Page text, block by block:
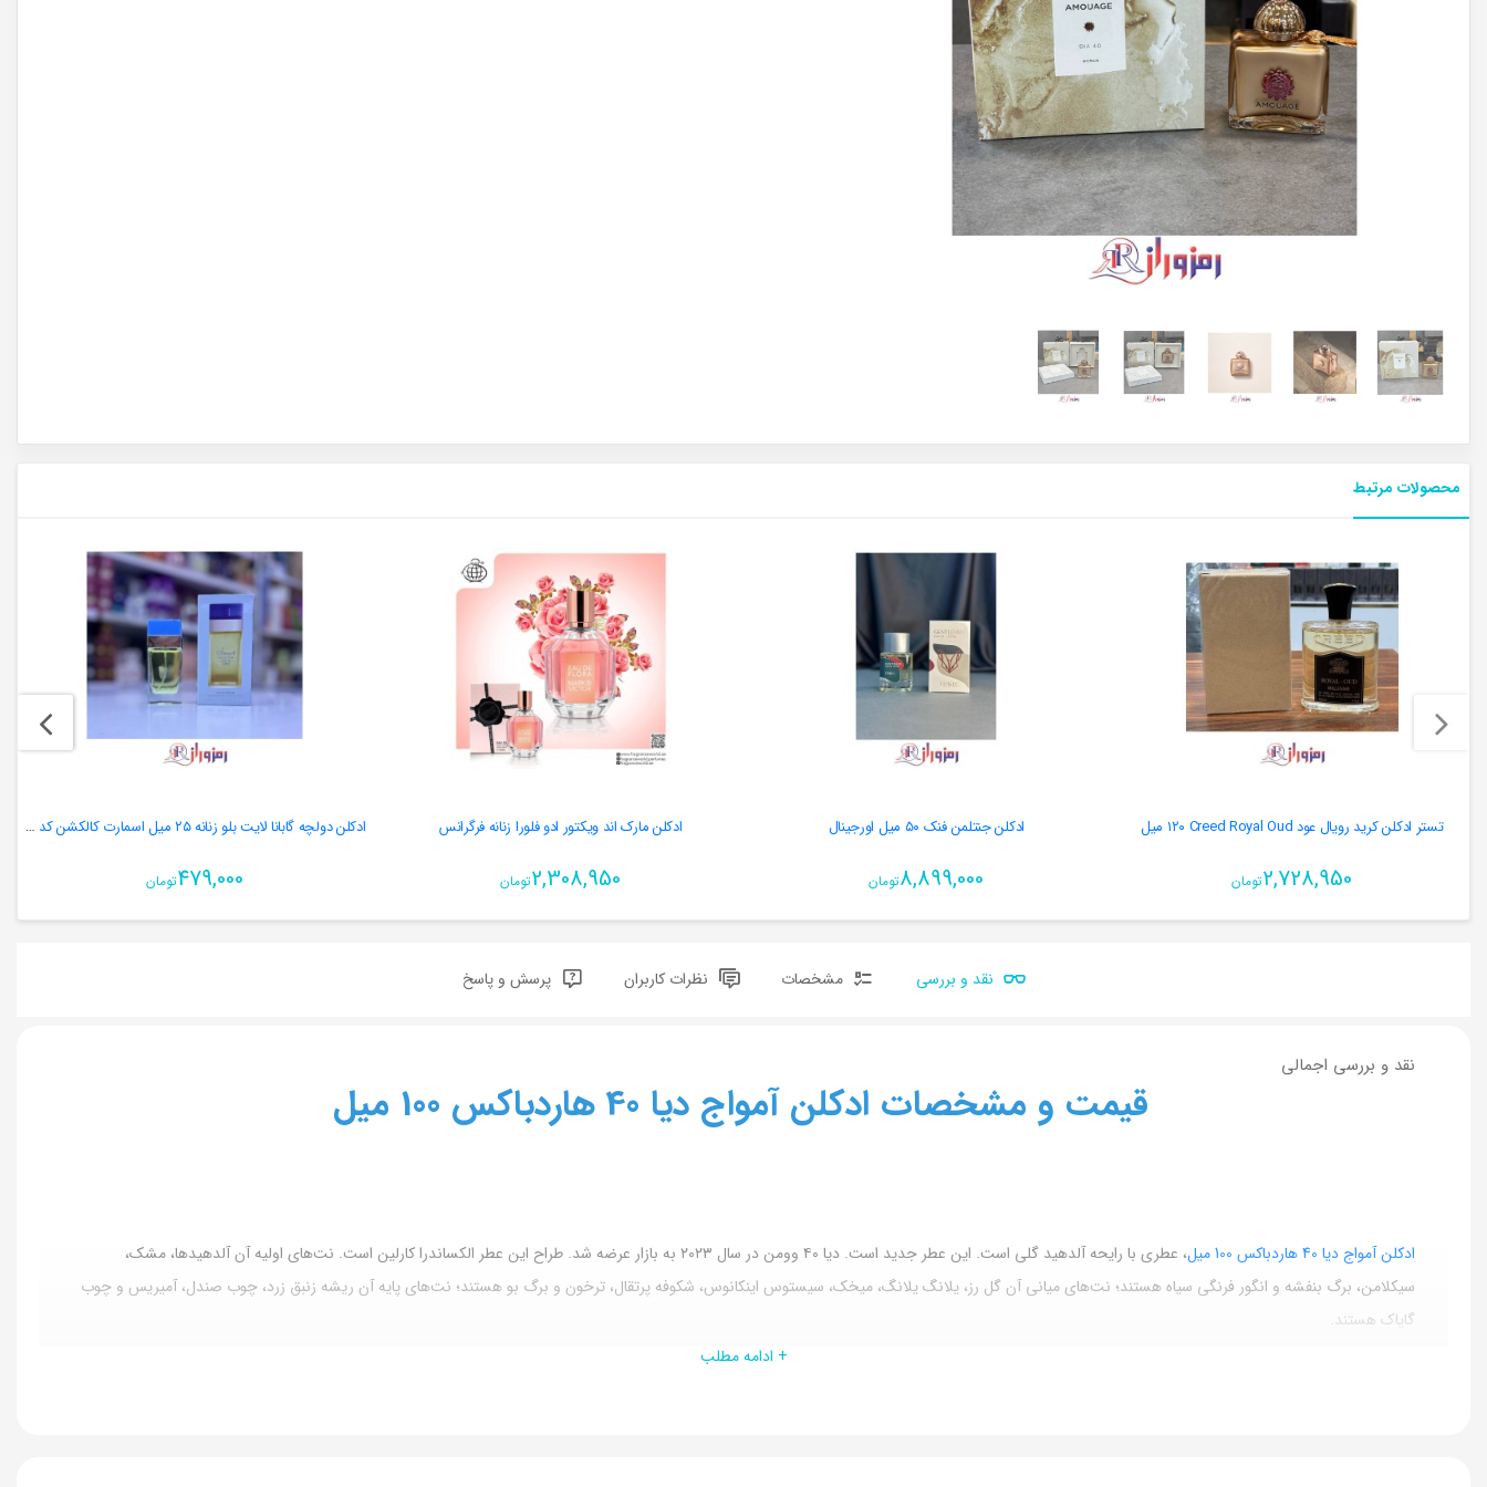
محصولات مرتبط
تستر ادکلن کرید رویال عود Creed Royal Oud ١٢٠ میل
2,728,950تومان
ادکلن جنتلمن فنک ٥٠ میل اورجینال
8,899,000تومان
ادکلن مارک اند ویکتور ادو فلورا زنانه فرگرانس
2,308,950تومان
ادکلن دولچه گابانا لایت بلو زنانه ٢٥ میل اسمارت کالکشن کد ٩٦
479,000تومان
نقد و بررسی مشخصات نظرات کاربران پرسش و پاسخ
نقد و بررسی اجمالی
قیمت و مشخصات ادکلن آمواج دیا 40 هاردباکس 100 میل
ادکلن آمواج دیا 40 هاردباکس 100 میل
، عطری با رایحه آلدهید گلی است. این عطر جدید است. دیا ۴۰ وومن در سال ۲۰۲۳ به بازار عرضه شد. طراح این عطر الکساندرا کارلین است. نت‌های اولیه آن آلدهیدها، مشک،
سیکلامن، برگ بنفشه و انگور فرنگی سیاه هستند؛ نت‌های میانی آن گل رز، یلانگ یلانگ، میخک، سیستوس اینکانوس، شکوفه پرتقال، ترخون و برگ بو هستند؛ نت‌های پایه آن ریشه زنبق زرد، چوب صندل، آمیریس و چوب
گایاک هستند.
+ ادامه مطلب